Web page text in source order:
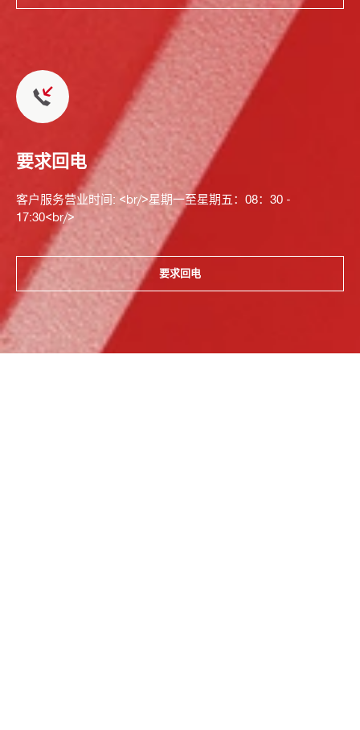
要求回电
客户服务营业时间: <br/>星期一至星期五：08：30 -
17:30<br/>
要求回电